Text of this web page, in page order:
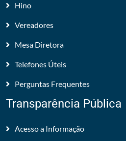
Hino
Vereadores
Mesa Diretora
Telefones Úteis
Perguntas Frequentes
Transparência Pública
Acesso a Informação